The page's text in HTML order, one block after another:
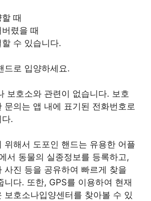
때
렸을 때
수 있습니다.
드로 입양하세요.
보호소와 관련이 없습니다. 보호
문의는 앱 내에 표기된 전화번호로
.
위해서 도포인 핸드는 유용한 어플
서 동물의 실종정보를 등록하고,
사진 등을 공유하여 빠르게 찾을
니다. 또한, GPS를 이용하여 현재
보호소나입양센터를 찾아볼 수 있